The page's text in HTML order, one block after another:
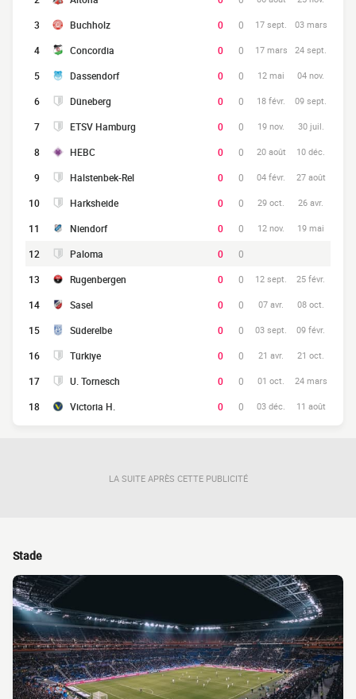
3 Buchholz 0 0 17 sept. 03 mars
4 Concordia 0 0 17 mars 24 sept.
5 Dassendorf 0 0 12 mai 04 nov.
6 Düneberg 0 0 18 févr. 09 sept.
7 ETSV Hamburg 0 0 19 nov. 30 juil.
8 HEBC 0 0 20 août 10 déc.
9 Halstenbek-Rel 0 0 04 févr. 27 août
10 Harksheide 0 0 29 oct. 26 avr.
11 Niendorf 0 0 12 nov. 19 mai
12 Paloma 0
0
13
Rugenbergen 0 0 12 sept. 25 févr.
14 Sasel 0 0 07 avr. 08 oct.
15 Süderelbe 0 0 03 sept. 09 févr.
16 Türkiye 0 0 21 avr. 21 oct.
17 U. Tornesch 0 0 01 oct. 24 mars
18 Victoria H. 0 0 03 déc. 11 août
LA SUITE APRÈS CETTE PUBLICITÉ
Stade